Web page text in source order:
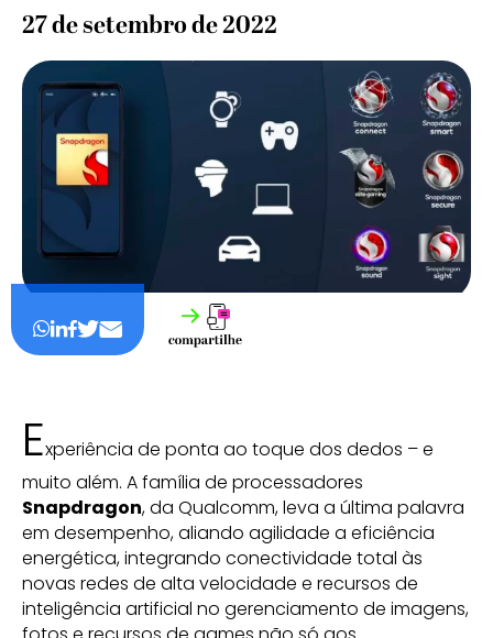
27 de setembro de 2022
Experiência de ponta ao toque dos dedos – e
muito além. A família de processadores
Snapdragon, da Qualcomm, leva a última palavra
em desempenho, aliando agilidade a eficiência
energética, integrando conectividade total às
novas redes de alta velocidade e recursos de
inteligência artificial no gerenciamento de imagens,